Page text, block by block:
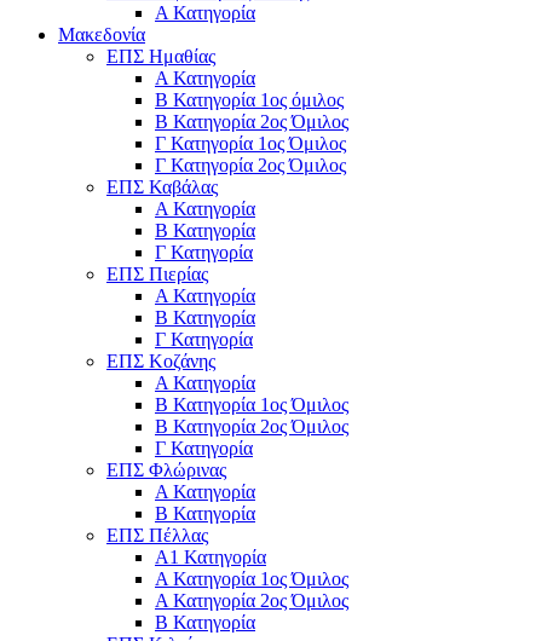
Α Κατηγορία
Μακεδονία
ΕΠΣ Ημαθίας
Α Κατηγορία
Β Κατηγορία 1ος όμιλος
Β Κατηγορία 2ος Όμιλος
Γ Κατηγορία 1ος Όμιλος
Γ Κατηγορία 2ος Όμιλος
ΕΠΣ Καβάλας
Α Κατηγορία
Β Κατηγορία
Γ Κατηγορία
ΕΠΣ Πιερίας
Α Κατηγορία
Β Κατηγορία
Γ Κατηγορία
ΕΠΣ Κοζάνης
Α Κατηγορία
Β Κατηγορία 1ος Όμιλος
Β Κατηγορία 2ος Όμιλος
Γ Κατηγορία
ΕΠΣ Φλώρινας
Α Κατηγορία
Β Κατηγορία
ΕΠΣ Πέλλας
Α1 Κατηγορία
Α Κατηγορία 1ος Όμιλος
Α Κατηγορία 2ος Όμιλος
Β Κατηγορία